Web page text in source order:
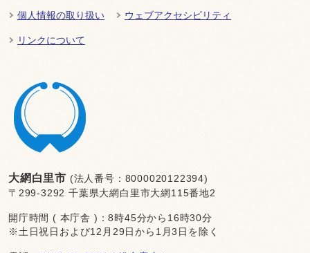
個人情報の取り扱い ウェブアクセシビリティ
リンクについて
大網白里市 (法人番号：8000020122394)
〒299-3292 千葉県大網白里市大網115番地2
開庁時間 ( 本庁舎 )：8時45分から16時30分
※土日祝日および12月29日から1月3日を除く